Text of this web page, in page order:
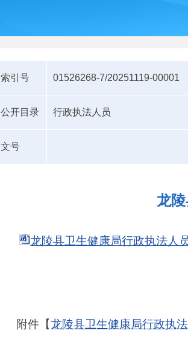
索引号 01526268-7/20251119-00001
公开目录 行政执法人员
文号
龙
龙陵县卫生健康局行政执法人
附件【龙陵县卫生健康局行政执